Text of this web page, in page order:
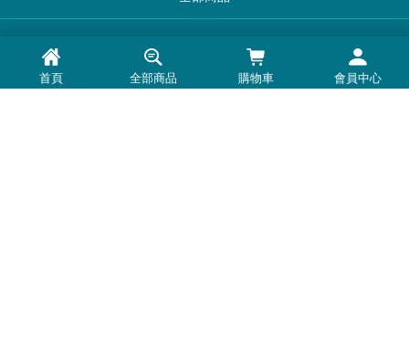
最新消息
首頁 全部商品 購物車 會員中心